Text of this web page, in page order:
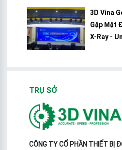
3D Vina
Gặp Mặt
X-Ray -
TRỤ SỞ
CÔNG TY CỔ PHẦN THIẾT BỊ